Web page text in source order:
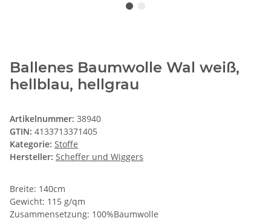
Ballenes Baumwolle Wal weiß,
hellblau, hellgrau
Artikelnummer: 38940
GTIN: 4133713371405
Kategorie: Stoffe
Hersteller: Scheffer und Wiggers
Breite: 140cm
Gewicht: 115 g/qm
Zusammensetzung: 100%Baumwolle